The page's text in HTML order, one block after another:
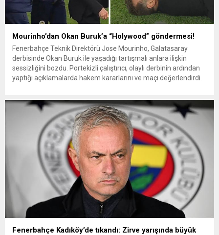
Mourinho’dan Okan Buruk’a “Holywood” göndermesi!
Fenerbahçe Teknik Direktörü Jose Mourinho, Galatasaray
derbisinde Okan Buruk ile yaşadığı tartışmalı anlara ilişkin
sessizliğini bozdu. Portekizli çalıştırıcı, olaylı derbinin ardından
yaptığı açıklamalarda hakem kararlarını ve maçı değerlendirdi.
medyada gündeme oturdu. Mourinho, Fenerbahçe’nin
Trabzonspor karşısındaki galibiyetinde...
Fenerbahçe Kadıköy’de tıkandı: Zirve yarışında büyük